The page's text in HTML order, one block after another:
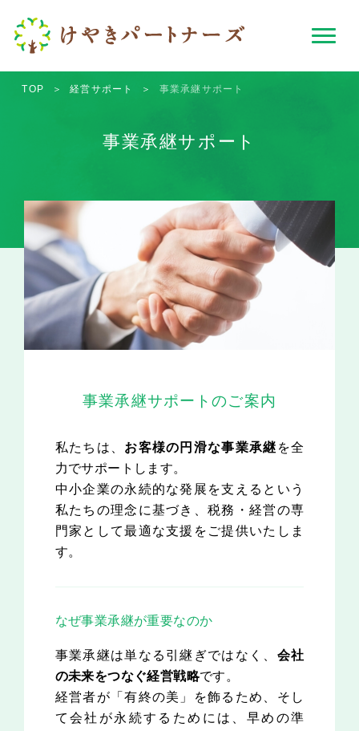
TOP ＞ 経営サポート ＞ 事業承継サポート
事業承継サポート
事業承継サポートのご案内
私たちは、 お客様の円滑な事業承継 を全
力でサポートします。
中小企業の永続的な発展を支えるという
私たちの理念に基づき、税務・経営の専
門家として最適な支援をご提供いたしま
す。
なぜ事業承継が重要なのか
事業承継は単なる引継ぎではなく、 会社
の未来をつなぐ経営戦略です。
経営者が「有終の美」を飾るため、そし
て会社が永続するためには、早めの準